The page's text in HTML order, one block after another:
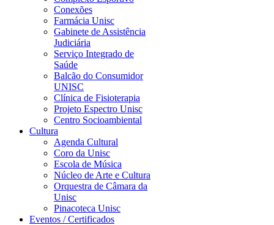
Conexões
Farmácia Unisc
Gabinete de Assistência
Judiciária
Serviço Integrado de
Saúde
Balcão do Consumidor
UNISC
Clínica de Fisioterapia
Projeto Espectro Unisc
Centro Socioambiental
Cultura
Agenda Cultural
Coro da Unisc
Escola de Música
Núcleo de Arte e Cultura
Orquestra de Câmara da
Unisc
Pinacoteca Unisc
Eventos / Certificados